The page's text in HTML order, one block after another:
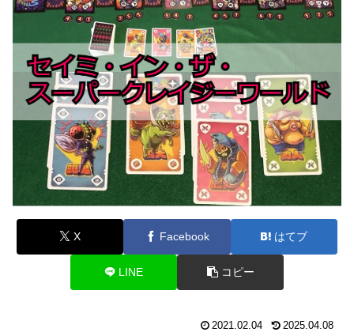
X Facebook はてブ
LINE コピー
2021.02.04 2025.04.08